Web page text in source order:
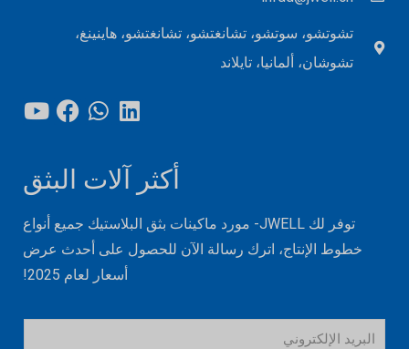
تشوتشو، سوتشو، تشانغتشو، تشانغتشو، هاينينغ،
تشوشان، ألمانيا، تايلاند
أكثر آلات البثق
توفر لك JWELL- مورد ماكينات بثق البلاستيك جميع أنواع
خطوط الإنتاج، اترك رسالة الآن للحصول على أحدث عرض
أسعار لعام 2025!